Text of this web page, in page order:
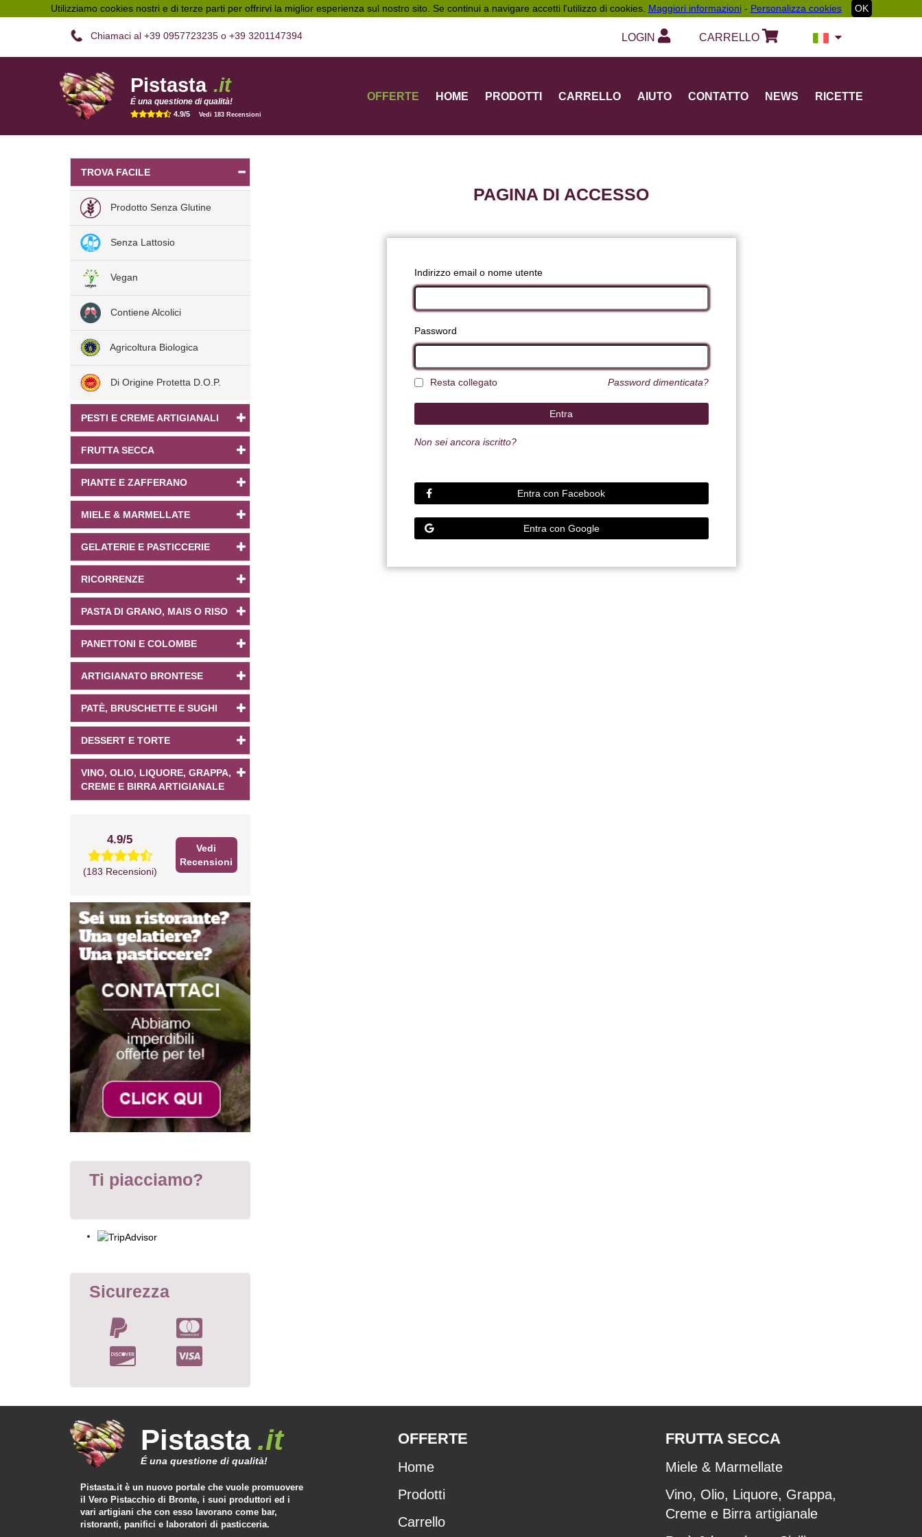
Utilizziamo cookies nostri e di terze parti per offrirvi la miglior esperienza sul nostro sito. Se continui a navigare accetti l'utilizzo di cookies. Maggiori informazioni- Personalizza cookies OK
Chiamaci al +39 0957723235 o +39 3201147394 LOGIN CARRELLO
Pistasta .it
É una questione di qualità!
4.9/5
Vedi 183 Recensioni
OFFERTE HOME PRODOTTI CARRELLO AIUTO CONTATTO NEWS RICETTE
TROVA FACILE
Prodotto Senza Glutine
Senza Lattosio
Vegan
Contiene Alcolici
Agricoltura Biologica
Di Origine Protetta D.O.P.
PESTI E CREME ARTIGIANALI
FRUTTA SECCA
PIANTE E ZAFFERANO
MIELE & MARMELLATE
GELATERIE E PASTICCERIE
RICORRENZE
PASTA DI GRANO, MAIS O RISO
PANETTONI E COLOMBE
ARTIGIANATO BRONTESE
PATÈ, BRUSCHETTE E SUGHI
DESSERT E TORTE
VINO, OLIO, LIQUORE, GRAPPA,
CREME E BIRRA ARTIGIANALE
4.9/5
(183 Recensioni)
Vedi
Recensioni
Ti piacciamo?
Sicurezza
PAGINA DI ACCESSO
Indirizzo email o nome utente
Password
Resta collegato Password dimenticata?
Non sei ancora iscritto?
Pistasta .it
É una questione di qualità!
Pistasta.it è un nuovo portale che vuole promuovere
il Vero Pistacchio di Bronte, i suoi produttori ed i
vari artigiani che con esso lavorano come bar,
ristoranti, panifici e laboratori di pasticceria.
OFFERTE
Home
Prodotti
Carrello
FRUTTA SECCA
Miele & Marmellate
Vino, Olio, Liquore, Grappa,
Creme e Birra artigianale